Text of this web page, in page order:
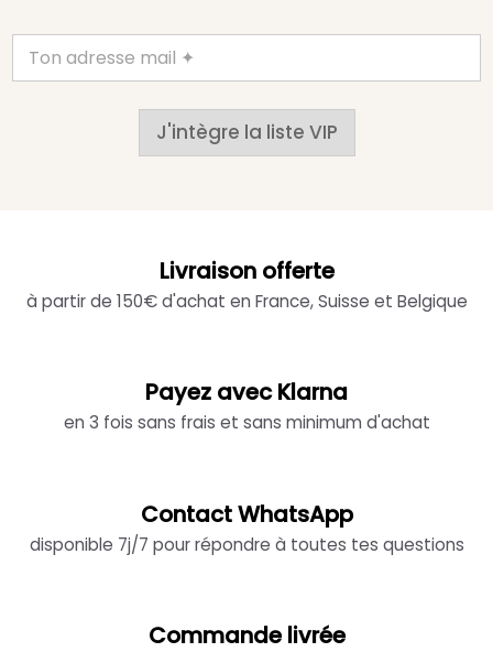
J'intègre la liste VIP
Livraison offerte
à partir de 150€ d'achat en France, Suisse et Belgique
Payez avec Klarna
en 3 fois sans frais et sans minimum d'achat
Contact WhatsApp
disponible 7j/7 pour répondre à toutes tes questions
Commande livrée